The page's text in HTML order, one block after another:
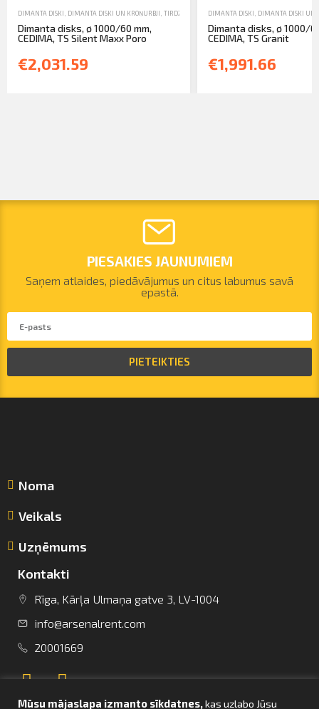
info@arsenalrent.com
+37120001669
DIMANTA DISKI DIMANTA DISKI UN KROŅURBJI TIRDZNIECĪBA
Dimanta disks, ø 1000/60 mm,
CEDIMA, TS Silent Maxx Poro
€2,031.59
DIMANTA DISKI DIMANTA DISKI UN
Dimanta disks, ø 1000/
CEDIMA, TS Granit
€1,991.66
PIESAKIES JAUNUMIEM
Saņem atlaides, piedāvājumus un citus labumus savā
epastā.
PIETEIKTIES
Noma
Veikals
Uzņēmums
Kontakti
Rīga, Kārļa Ulmaņa gatve 3, LV-1004
info@arsenalrent.com
20001669
Mūsu mājaslapa izmanto sīkdatnes,kas uzlabo Jūsu